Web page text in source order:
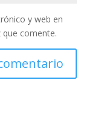
y web en
comente.